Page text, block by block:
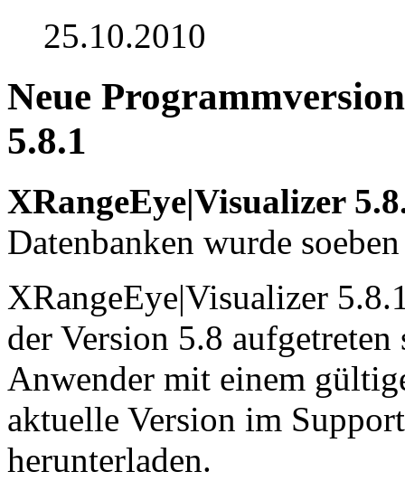
25.10.2010
Neue
5.8.1
XRangeEye|Visualizer
Datenbanken wurde
XRangeEye|Visualizer
der Version 5.8 aufgetreten
Anwender mit einem
aktuelle Version im
herunterladen.